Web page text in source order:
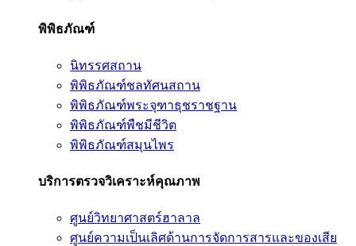
พิพิธภัณฑ์
นิทรรศสถาน
พิพิธภัณฑ์ชลทัศนสถาน
พิพิธภัณฑ์พระจุฑาธุชราชฐาน
พิพิธภัณฑ์พืชมีชีวิต
พิพิธภัณฑ์สมุนไพร
บริการตรวจวิเคราะห์คุณภาพ
ศูนย์วิทยาศาสตร์ฮาลาล
ศูนย์ความเป็นเลิศด้านการจัดการสารและของเสีย